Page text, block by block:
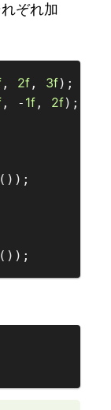
ぞれ加
, 2f , 3f);
, - 1f , 2f);
());